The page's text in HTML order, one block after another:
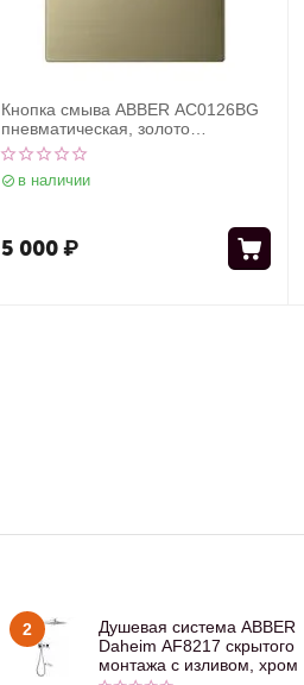
Кнопка смыва ABBER AC0126BG
пневматическая, золото
брашированное
в наличии
5 000₽
2
Душевая система ABBER
Daheim AF8217 скрытого
монтажа с изливом, хром